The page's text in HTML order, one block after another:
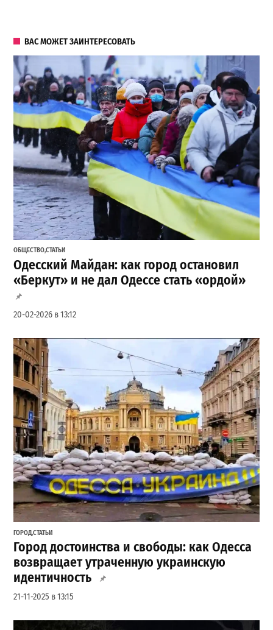
ВАС МОЖЕТ ЗАИНТЕРЕСОВАТЬ
ОБЩЕСТВО,СТАТЬИ
Одесский Майдан: как город остановил
«Беркут» и не дал Одессе стать «ордой»
20-02-2026 в 13:12
ГОРОД,СТАТЬИ
Город достоинства и свободы: как Одесса
возвращает утраченную украинскую
идентичность
21-11-2025 в 13:15